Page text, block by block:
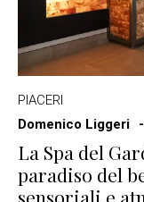
PIACERI
Domenico Liggeri
La Spa del
paradiso del
sensoriali e